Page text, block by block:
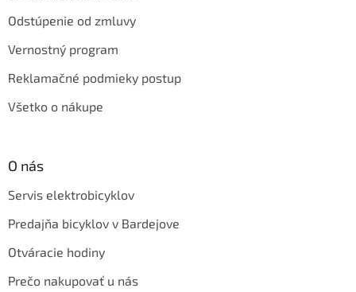
Odstúpenie od zmluvy
Vernostný program
Reklamačné podmieky postup
Všetko o nákupe
O nás
Servis elektrobicyklov
Predajňa bicyklov v Bardejove
Otváracie hodiny
Prečo nakupovať u nás